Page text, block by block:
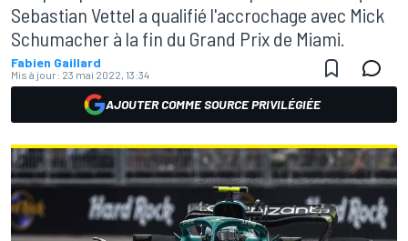
Sebastian Vettel a qualifié l'accrochage avec Mick
Schumacher à la fin du Grand Prix de Miami.
Fabien Gaillard
Mis à jour: 23 mai 2022, 13:34
AJOUTER COMME SOURCE PRIVILÉGIÉE